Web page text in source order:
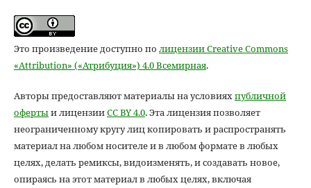
Это произведение доступно по лицензии Creative Commons
«Attribution» («Атрибуция») 4.0 Всемирная.
Авторы предоставляют материалы на условияхпубличной
офертыи лицензииCC BY 4.0. Эта лицензия позволяет
неограниченному кругу лиц копировать и распространять
материал на любом носителе и в любом формате в любых
целях, делать ремиксы, видоизменять, и создавать новое,
опираясь на этот материал в любых целях, включая